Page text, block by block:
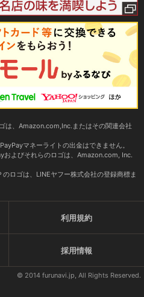
は、Amazon.com,Inc.またはその関連会社
マネーライトの出金はできません。
よびそれらのロゴは、Amazon.com, Inc.
ロゴは、LINEヤフー株式会社の登録商標ま
利用規約
採用情報
© 2014 furunavi.jp, All Rights Reserved.